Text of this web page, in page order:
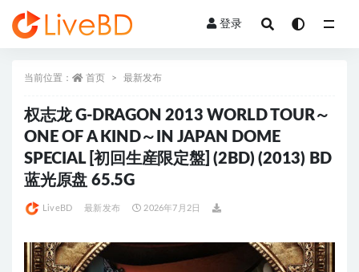
登录
当前位置： 首页 最新发布
权志龙 G-DRAGON 2013 WORLD TOUR～
ONE OF A KIND～IN JAPAN DOME
SPECIAL [初回生産限定盤] (2BD) (2013) BD
蓝光原盘 65.5G
LiveBD 最新发布 2026年7月2日